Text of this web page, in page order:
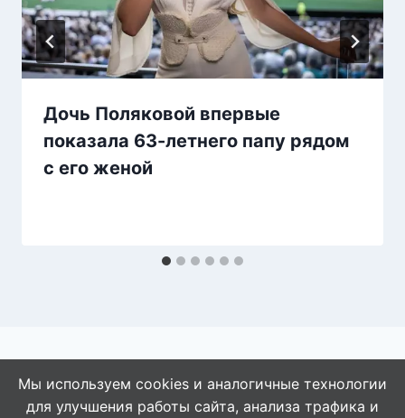
Дочь Поляковой впервые
показала 63-летнего папу рядом
с его женой
© 2026 АбАлдеть!
Мы используем cookies и аналогичные технологии
для улучшения работы сайта, анализа трафика и